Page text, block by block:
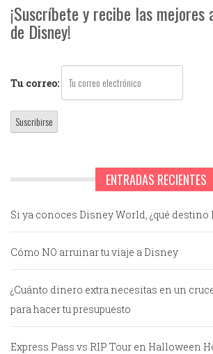
¡Suscríbete y recibe las mejores
de Disney!
Tu correo:
ENTRADAS RECIENTES
Si ya conoces Disney World, ¿qué destino
Cómo NO arruinar tu viaje a Disney
¿Cuánto dinero extra necesitas en un
para hacer tu presupuesto
Express Pass vs RIP Tour en Halloween